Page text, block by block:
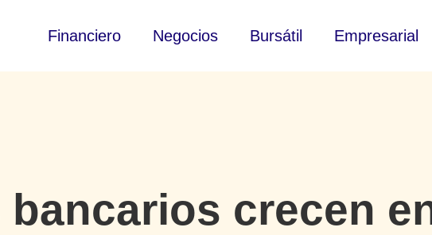
Financiero Negocios Bursátil Empresarial
crecen